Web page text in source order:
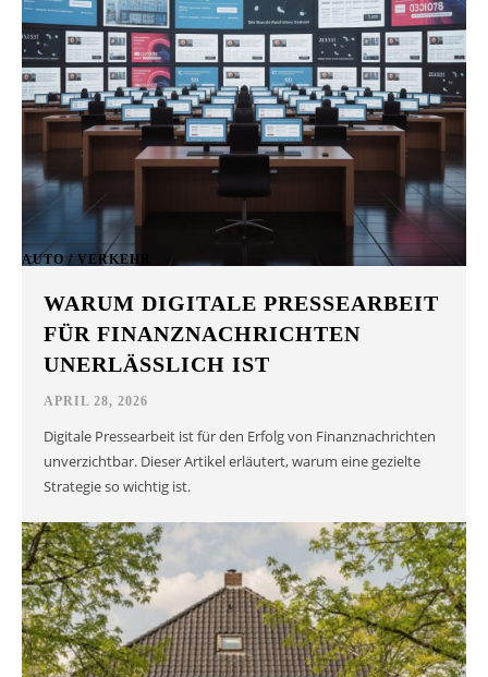
AUTO / VERKEHR
WARUM DIGITALE PRESSEARBEIT
FÜR FINANZNACHRICHTEN
UNERLÄSSLICH IST
APRIL 28, 2026
Digitale Pressearbeit ist für den Erfolg von Finanznachrichten
unverzichtbar. Dieser Artikel erläutert, warum eine gezielte
Strategie so wichtig ist.